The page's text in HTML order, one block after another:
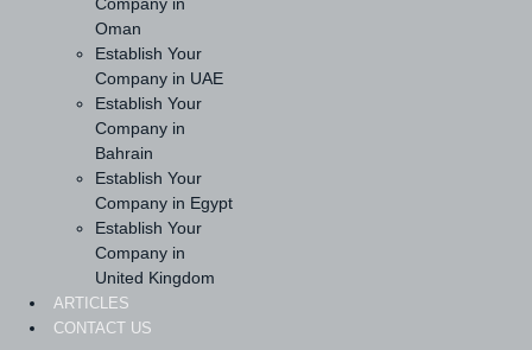
Oman
Establish Your
Company in UAE
Establish Your
Company in
Bahrain
Establish Your
Company in Egypt
Establish Your
Company in
United Kingdom
ARTICLES
CONTACT US